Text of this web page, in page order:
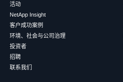
活动
NetApp Insight
客户成功案例
环境、社会与公司治理
投资者
招聘
联系我们